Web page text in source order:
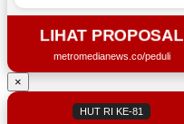
LIHAT PROPOSAL
metromedianews.co/peduli
×
HUT RI KE-81